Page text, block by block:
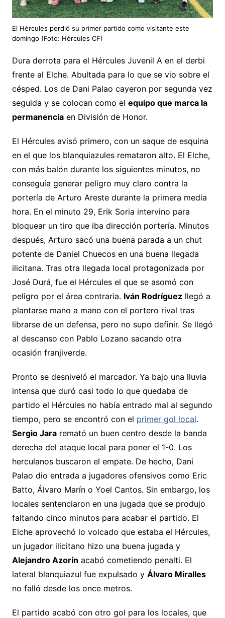
El Hércules perdió su primer partido como visitante este
domingo (Foto: Hércules CF)
Dura derrota para el Hércules Juvenil A en el derbi
frente al Elche. Abultada para lo que se vio sobre el
césped. Los de Dani Palao cayeron por segunda vez
seguida y se colocan como el equipo que marca la
permanenciaen División de Honor.
El Hércules avisó primero, con un saque de esquina
en el que los blanquiazules remataron alto. El Elche,
con más balón durante los siguientes minutos, no
conseguía generar peligro muy claro contra la
portería de Arturo Areste durante la primera media
hora. En el minuto 29, Erik Soria intervino para
bloquear un tiro que iba dirección portería. Minutos
después, Arturo sacó una buena parada a un chut
potente de Daniel Chuecos en una buena llegada
ilicitana. Tras otra llegada local protagonizada por
José Durá, fue el Hércules el que se asomó con
peligro por el área contraria. Iván Rodríguezllegó a
plantarse mano a mano con el portero rival tras
librarse de un defensa, pero no supo definir. Se llegó
al descanso con Pablo Lozano sacando otra
ocasión franjiverde.
Pronto se desniveló el marcador. Ya bajo una lluvia
intensa que duró casi todo lo que quedaba de
partido el Hércules no había entrado mal al segundo
tiempo, pero se encontró con el primer gol local.
Sergio Jararemató un buen centro desde la banda
derecha del ataque local para poner el 1-0. Los
herculanos buscaron el empate. De hecho, Dani
Palao dio entrada a jugadores ofensivos como Eric
Batto, Álvaro Marín o Yoel Cantos. Sin embargo, los
locales sentenciaron en una jugada que se produjo
faltando cinco minutos para acabar el partido. El
Elche aprovechó lo volcado que estaba el Hércules,
un jugador ilicitano hizo una buena jugada y
Alejandro Azorín acabó cometiendo penalti. El
lateral blanquiazul fue expulsado y Álvaro Miralles
no falló desde los once metros.
El partido acabó con otro gol para los locales, que